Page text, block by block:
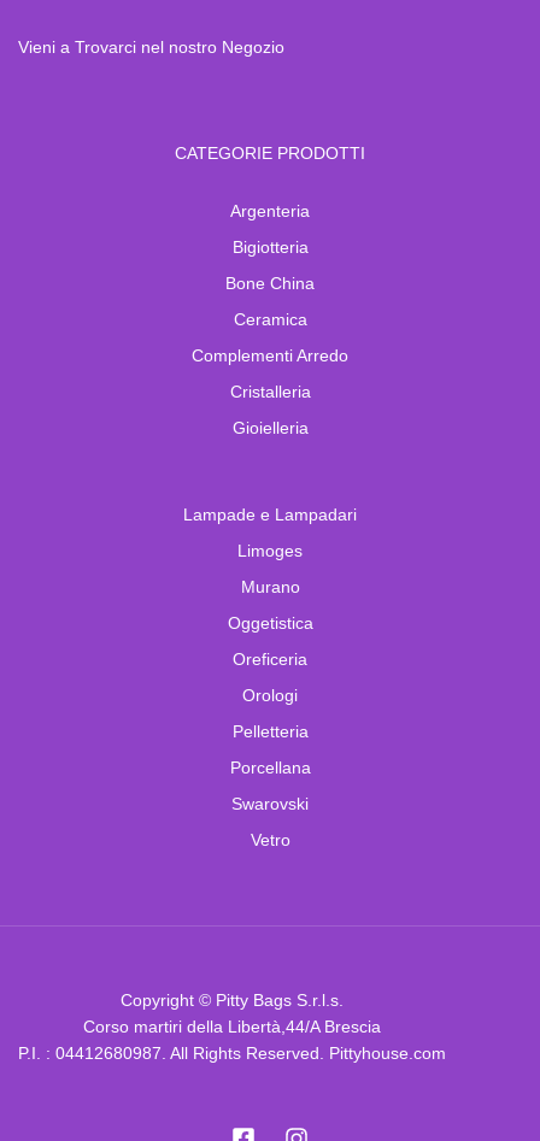
Vieni a Trovarci nel nostro Negozio
CATEGORIE PRODOTTI
Argenteria
Bigiotteria
Bone China
Ceramica
Complementi Arredo
Cristalleria
Gioielleria
Lampade e Lampadari
Limoges
Murano
Oggetistica
Oreficeria
Orologi
Pelletteria
Porcellana
Swarovski
Vetro
Copyright © Pitty Bags S.r.l.s.
Corso martiri della Libertà,44/A Brescia
P.I. : 04412680987. All Rights Reserved. Pittyhouse.com